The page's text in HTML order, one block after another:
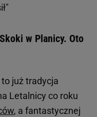
w Planicy. Oto
już tradycja
Letalnicy co roku
, a fantastycznej